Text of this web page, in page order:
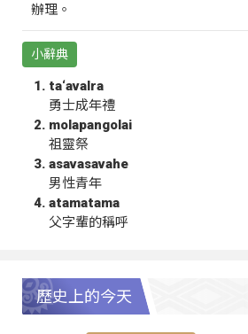
辦理。
小辭典
ta‘avalra
勇士成年禮
molapangolai
祖靈祭
asavasavahe
男性青年
atamatama
父字輩的稱呼
歷史上的今天